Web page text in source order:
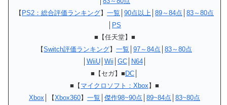
【 PS2：総合評価ランキング】 一覧 90点以上 89～84点 83～80点
PS
■【任天堂】■
【Switch評価ランキング】 一覧 97～84点 83～80点
WiiU│ Wii GC│ N64│
■【セガ】■ DC
■【 マイクロソフト：Xbox 】■
Xbox │【Xbox360】 一覧 傑作98~90点 89~84点 83~80点